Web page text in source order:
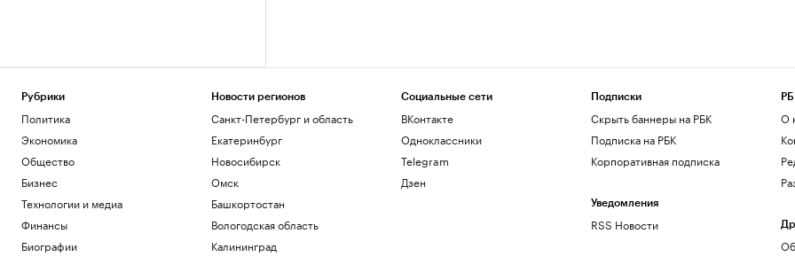
Рубрики
Политика
Экономика
Общество
Бизнес
Технологии и медиа
Финансы
Биографии
Новости регионов
Санкт-Петербург и область
Екатеринбург
Новосибирск
Омск
Башкортостан
Вологодская область
Калининград
Социальные сети
ВКонтакте
Одноклассники
Telegram
Дзен
Подписки
Скрыть баннеры на РБК
Подписка на РБК
Корпоративная подписка
Уведомления
RSS Новости
О